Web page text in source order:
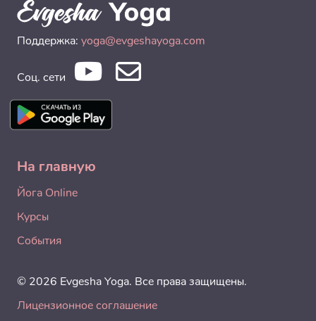
Поддержка: yoga@evgeshayoga.com
Соц. сети
На главную
Йога Online
Курсы
События
© 2026 Evgesha Yoga. Все права защищены.
Лицензионное соглашение